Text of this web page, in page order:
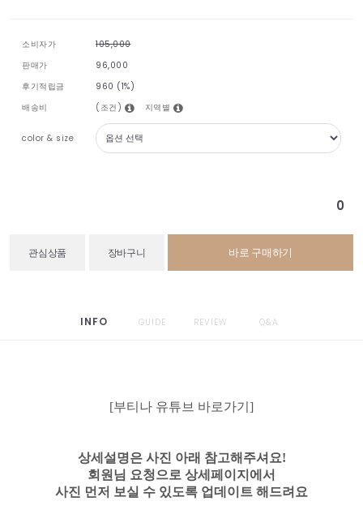
소비자가
105,000
판매가
96,000
후기적립금
960 (1%)
배송비
(조건) 지역별
color & size
0
관심상품 장바구니 바로 구매하기
INFO GUIDE REVIEW Q&A
[부티나 유튜브 바로가기]
상세설명은 사진 아래 참고해주셔요!
회원님 요청으로 상세페이지에서
사진 먼저 보실 수 있도록 업데이트 해드려요